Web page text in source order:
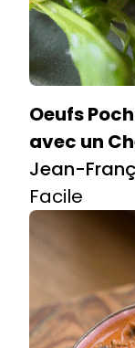
Oeufs
avec un
Jean-
Facile